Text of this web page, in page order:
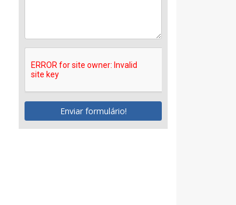
Enviar formulário!